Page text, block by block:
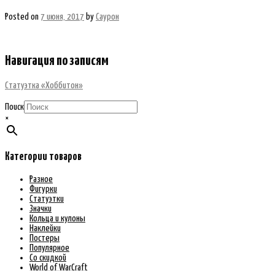
Posted on 7 июня, 2017 by Саурон
Навигация по записям
Статуэтка «Хоббитон»
Поиск
×
Категории товаров
Разное
Фигурки
Статуэтки
Значки
Кольца и кулоны
Наклейки
Постеры
Популярное
Со скидкой
World of WarCraft